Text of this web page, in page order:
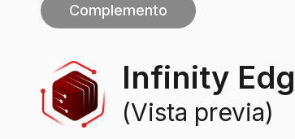
Complemento
Infinity
(Vista previa)